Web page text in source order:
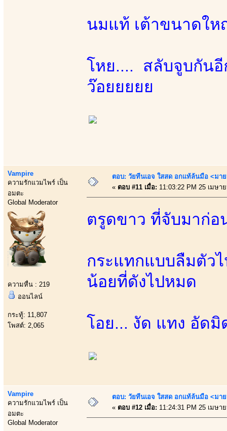
นมแท้ เต้าขนาดให
โหย.... สลับจูบกัน
ว๊อยยยยย
Vampire
ความรักแวมไพร์ เป็น
อมตะ
Global Moderator
ความหื่น : 219
ออนไลน์
กระทู้: 11,807
โพสต์: 2,065
ตอบ: วัยทีนเอจ ใสสด อกแท้ล้นมือ <มา
« ตอบ #11 เมื่อ: 11:03:22 PM 25 เมษา
ตรูดขาว ที่จับมาก่อ
กระแทกแบบลืมตัวไ
น้อยที่ดังไปหมด
โอย... งัด แทง อั
Vampire
ความรักแวมไพร์ เป็น
อมตะ
Global Moderator
ตอบ: วัยทีนเอจ ใสสด อกแท้ล้นมือ <มา
« ตอบ #12 เมื่อ: 11:24:31 PM 25 เมษา